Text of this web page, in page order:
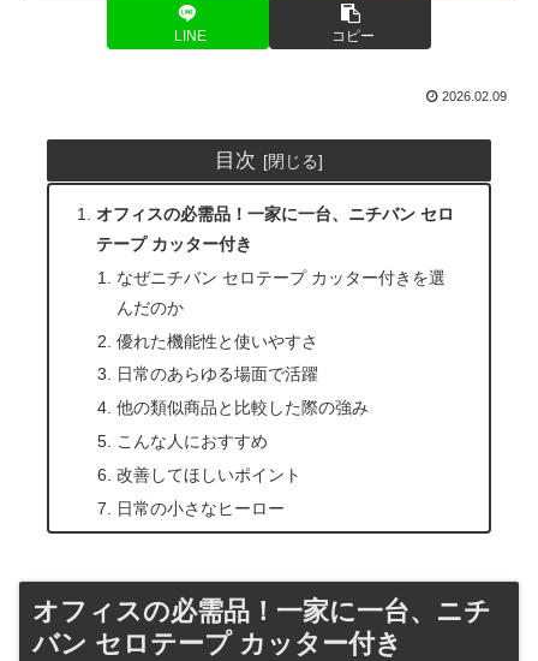
LINE コピー
2026.02.09
目次
オフィスの必需品！一家に一台、ニチバン セロ
テープ カッター付き
なぜニチバン セロテープ カッター付きを選
んだのか
優れた機能性と使いやすさ
日常のあらゆる場面で活躍
他の類似商品と比較した際の強み
こんな人におすすめ
改善してほしいポイント
日常の小さなヒーロー
オフィスの必需品！一家に一台、ニチ
バン セロテープ カッター付き